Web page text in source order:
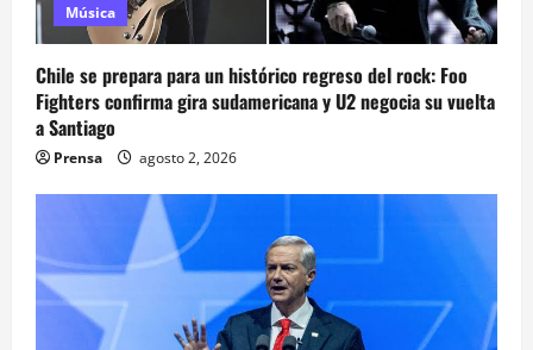
Música
Chile se prepara para un histórico regreso del rock: Foo
Fighters confirma gira sudamericana y U2 negocia su vuelta
a Santiago
Prensa agosto 2, 2026